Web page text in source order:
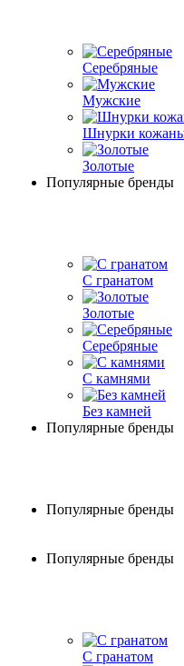
Серебряные
Мужские
Шнурки
Золотые
Популярные бренды
С гранатом
Золотые
Серебряные
С камнями
Без камней
Популярные бренды
Популярные бренды
Популярные бренды
С гранатом